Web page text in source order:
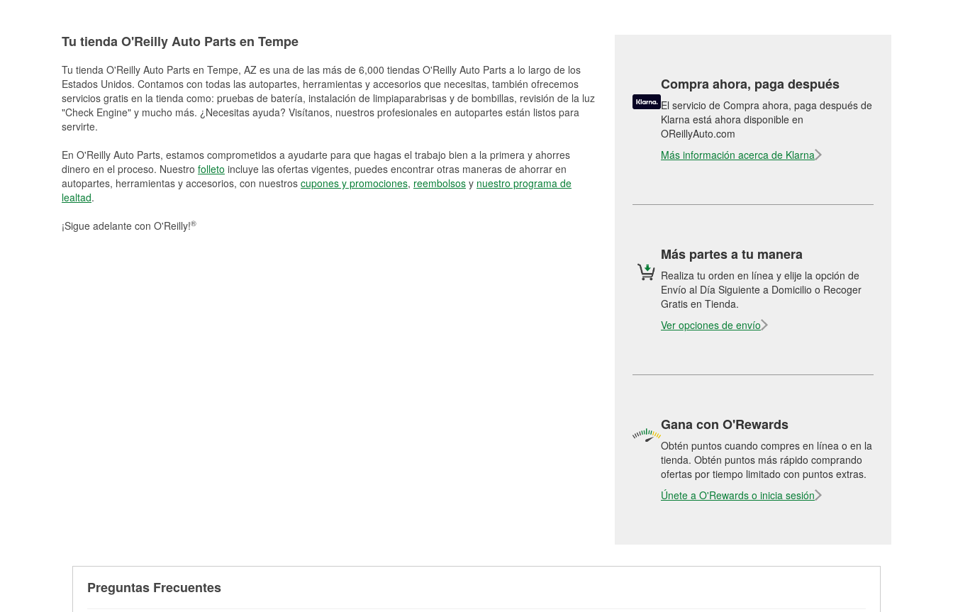
Tu tienda O'Reilly Auto Parts en Tempe
Tu tienda O'Reilly Auto Parts en Tempe, AZ es una de las más de 6,000 tiendas O'Reilly Auto Parts a lo largo de los
Estados Unidos. Contamos con todas las autopartes, herramientas y accesorios que necesitas, también ofrecemos
servicios gratis en la tienda como: pruebas de batería, instalación de limpiaparabrisas y de bombillas, revisión de la luz
"Check Engine" y mucho más. ¿Necesitas ayuda? Visítanos, nuestros profesionales en autopartes están listos para
servirte.
En O'Reilly Auto Parts, estamos comprometidos a ayudarte para que hagas el trabajo bien a la primera y ahorres
dinero en el proceso. Nuestro folleto incluye las ofertas vigentes, puedes encontrar otras maneras de ahorrar en
autopartes, herramientas y accesorios, con nuestros cupones y promociones, reembolsos y nuestro programa de
lealtad.
¡Sigue adelante con O'Reilly!®
Compra ahora, paga después
El servicio de Compra ahora, paga después de
Klarna está ahora disponible en
OReillyAuto.com
Más información acerca de Klarna
Más partes a tu manera
Realiza tu orden en línea y elije la opción de
Envío al Día Siguiente a Domicilio o Recoger
Gratis en Tienda.
Ver opciones de envío
Gana con O'Rewards
Obtén puntos cuando compres en línea o en la
tienda. Obtén puntos más rápido comprando
ofertas por tiempo limitado con puntos extras.
Únete a O'Rewards o inicia sesión
Preguntas Frecuentes